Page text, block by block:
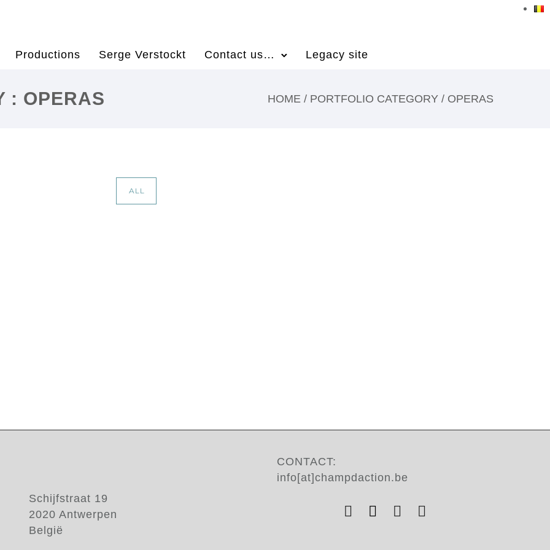
Productions Serge Verstockt Contact us… Legacy site
: OPERAS HOME / PORTFOLIO CATEGORY / OPERAS
ALL
Schijfstraat 19
2020 Antwerpen
België
CONTACT:
info[at]champdaction.be